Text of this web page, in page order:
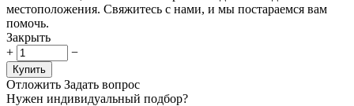
местоположения. Свяжитесь с нами, и мы постараемся вам
помочь.
Закрыть
+
−
Купить
Отложить Задать вопрос
Нужен индивидуальный подбор?